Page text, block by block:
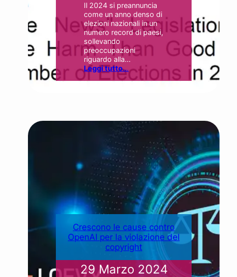
Il 2024 si preannuncia
come un anno denso di
elezioni nazionali in un
numero record di paesi,
sollevando
preoccupazioni
riguardo alla…
Leggi tutto...
Crescono le cause contro
OpenAI per la violazione del
copyright
29 Marzo 2024